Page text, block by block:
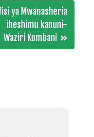
ya Mwanasheria
iheshimu kanuni-
Waziri Kombani